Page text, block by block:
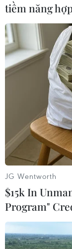
ký thỏa thuận
#Xe đạp điện
#Tập trận
tiềm năng
JG Wentworth
$15k In
Program"